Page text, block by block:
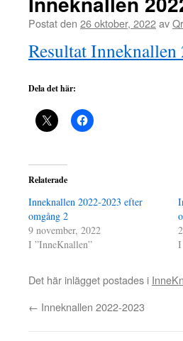
Postat den 26 oktober, 2022av
Resultat
Dela det här:
Relaterade
Inneknallen 2022-2023 efter
omgång 2
9 november, 2022
I ”InneKnallen”
I
Det här inlägget postades i
← Inneknallen 2022-2023